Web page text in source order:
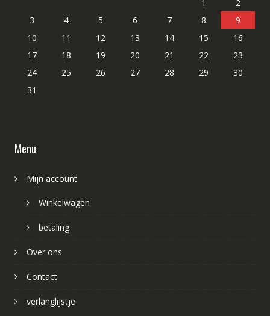
1
2
3
4 5 6 7 8
9
10
11 12 13 14 15
16
17
18 19 20 21 22
23
24
25 26 27 28 29
30
31
Menu
Mijn account
Winkelwagen
betaling
Over ons
Contact
verlanglijstje